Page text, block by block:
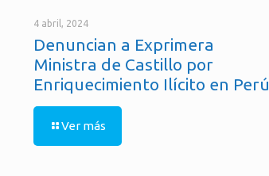
4 abril, 2024
Denuncian a Exprimera
Ministra de Castillo por
Enriquecimiento Ilícito en Perú
Ver más